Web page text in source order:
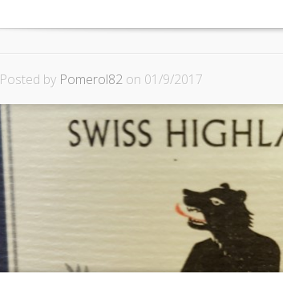
Posted by Pomerol82 on 01/9/2017